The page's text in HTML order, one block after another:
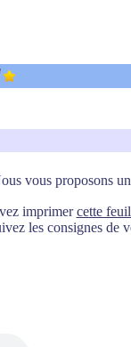
vous proposons
imprimercette
les consignes